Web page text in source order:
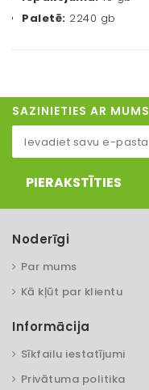
Paletē: 2240 gb
SAZINIETIES AR MUMS
PIERAKSTĪTIES
Noderīgi
Par mums
Kā kļūt par klientu
Informācija
Sīkfailu iestatījumi
Privātuma politika